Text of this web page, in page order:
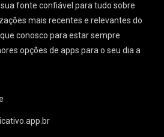
sua fonte confiável para tudo sobre
mais recentes e relevantes do
conosco para estar sempre
opções de apps para o seu dia a